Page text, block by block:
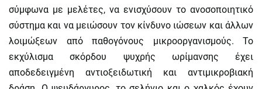
σύμφωνα με μελέτες, να ενισχύσουν το ανοσοποιητικό
σύστημα και να μειώσουν τον κίνδυνο ιώσεων και άλλων
λοιμώξεων από παθογόνους μικροοργανισμούς. Το
εκχύλισμα σκόρδου ψυχρής ωρίμανσης έχει
αποδεδειγμένη αντιοξειδωτική και αντιμικροβιακή